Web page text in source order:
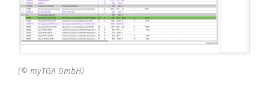
(© myTGA GmbH)